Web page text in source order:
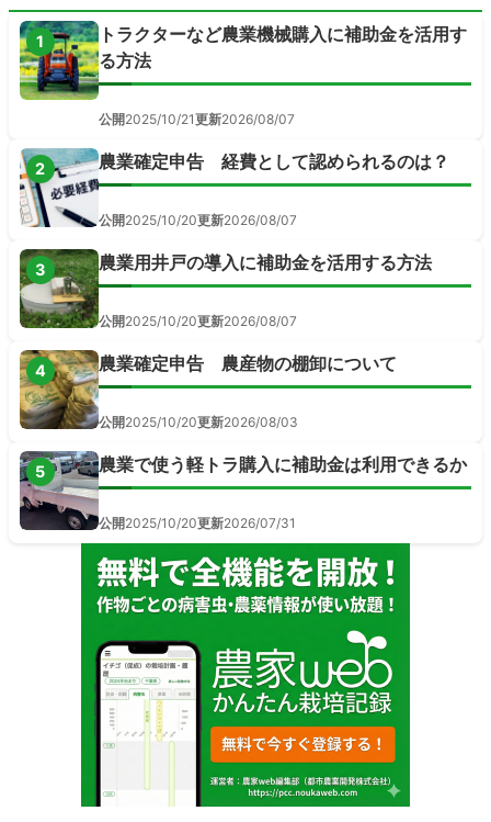
1
トラクターなど農業機械購入に補助金を活用す
る方法
公開2025/10/21更新2026/08/07
2 農業確定申告 経費として認められるのは？
公開2025/10/20更新2026/08/07
3 農業用井戸の導入に補助金を活用する方法
公開2025/10/20更新2026/08/07
4 農業確定申告 農産物の棚卸について
公開2025/10/20更新2026/08/03
5 農業で使う軽トラ購入に補助金は利用できるか
公開2025/10/20更新2026/07/31